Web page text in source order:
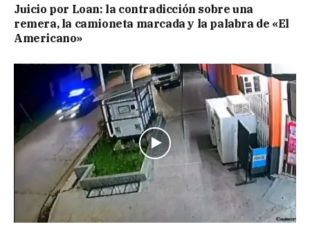
Juicio por Loan: la contradicción sobre una
remera, la camioneta marcada y la palabra de «El
Americano»